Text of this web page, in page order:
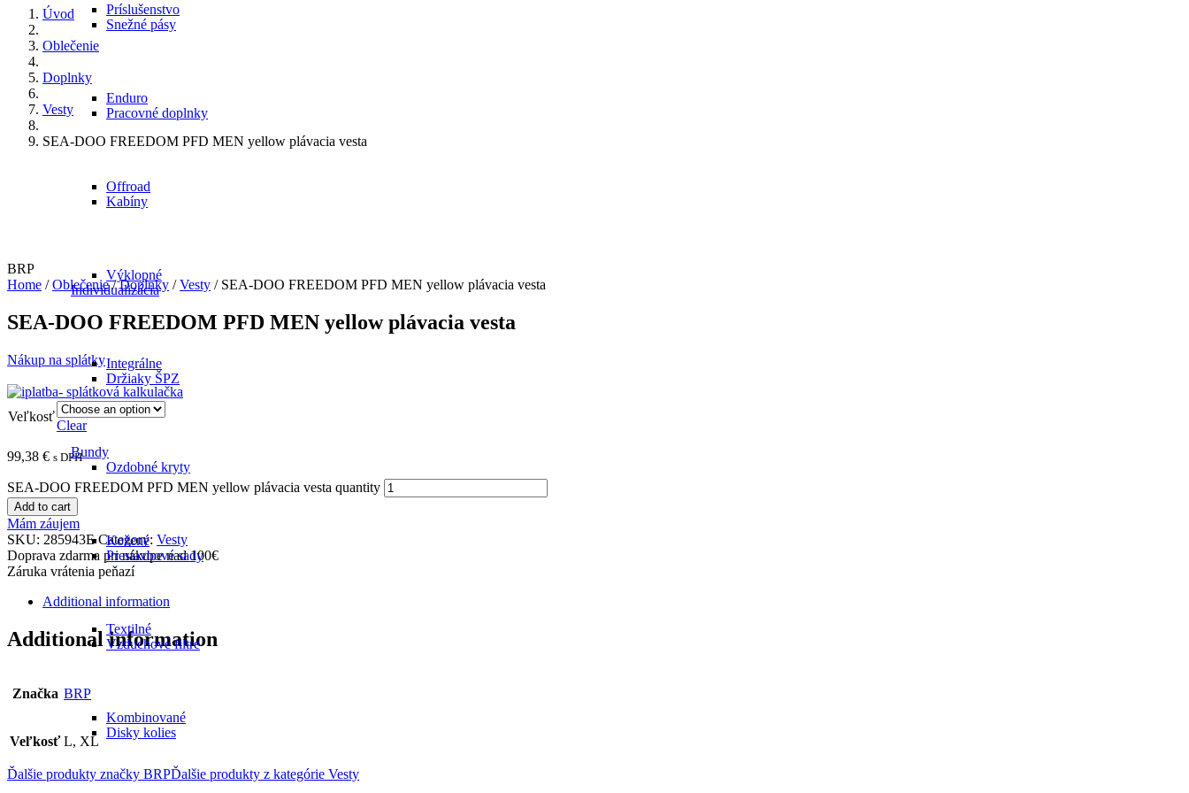
Príslušenstvo
Enduro
Offroad
Výklopné
Integrálne
Bundy
Kožené
Textilné
Kombinované
Snežné pásy
Pracovné doplnky
Kabíny
Individualizácia
Držiaky ŠPZ
Ozdobné kryty
Prestavbové sady
Vzduchové filtre
Disky kolies
Úvod
Oblečenie
Doplnky
Vesty
SEA-DOO FREEDOM PFD MEN yellow plávacia vesta
BRP
Home /Oblečenie/Doplnky /Vesty / SEA-DOO FREEDOM PFD MEN yellow plávacia vesta
SEA-DOO FREEDOM PFD MEN yellow plávacia vesta
Nákup na splátky
Veľkosť
Clear
99,38 € s DPH
SEA-DOO FREEDOM PFD MEN yellow plávacia vesta quantity
Add to cart
Mám záujem
SKU: 285943E Category: Vesty
Doprava zdarma pri nákupe nad 100€
Záruka vrátenia peňazí
Additional information
Additional information
Značka BRP
Veľkosť L, XL
Ďalšie produkty značky BRPĎalšie produkty z kategórie Vesty